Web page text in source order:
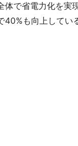
体で省電力化を実
40%も向上してい